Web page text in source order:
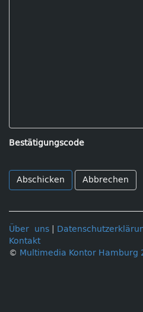
Bestätigungscode
Abbrechen
Über uns
Kontakt
© Multimedia Kontor Hamburg